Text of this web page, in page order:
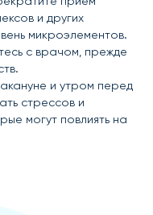
и других
микроэлементов.
с врачом, прежде
и утром перед
стрессов и
могут повлиять на